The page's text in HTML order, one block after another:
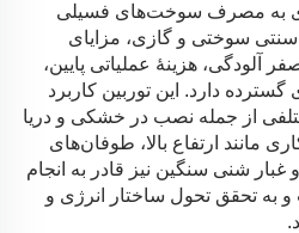
به مصرف سوخت‌های فسیلی
سنتی سوختی و گازی، مزایای
آلودگی، هزینهٔ عملیاتی پایین،
گسترده دارد. این توربین کاربرد
از جمله نصب در خشکی و دریا
مانند ارتفاع بالا، طوفان‌های
شنی سنگین نیز قادر به انجام
و به تحقق تحول ساختار انرژی و